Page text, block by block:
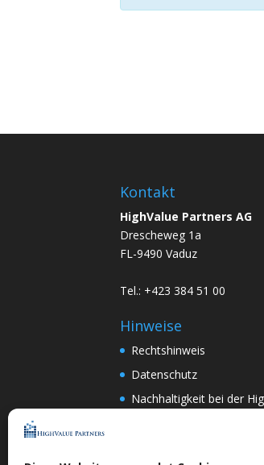
Kontakt
HighValue Partners AG
Drescheweg 1a
FL-9490 Vaduz
Tel.: +423 384 51 00
Hinweise
Rechtshinweis
Datenschutz
Nachhaltigkeit bei der